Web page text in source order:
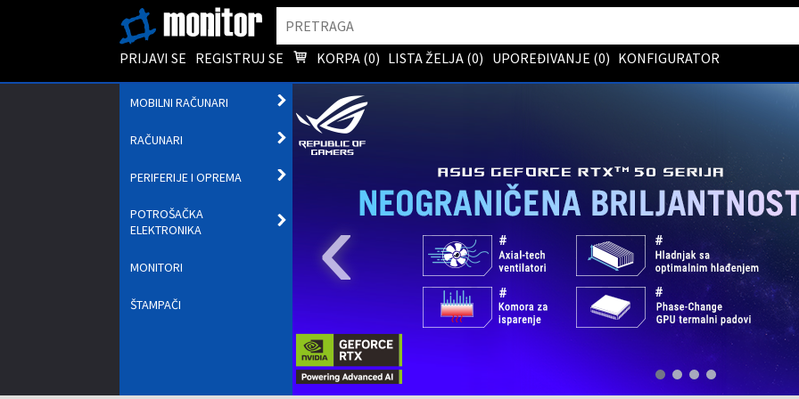
PRIJAVI SE REGISTRUJ SE KORPA (0) LISTA ŽELJA (0) UPOREĐIVANJE (0) KONFIGURATOR
MOBILNI RAČUNARI
PODMENI
RAČUNARI
OTVORI
PODMENI
PERIFERIJE I OPREMA
POTROŠAČKA
ELEKTRONIKA
MONITORI
ŠTAMPAČI ‹